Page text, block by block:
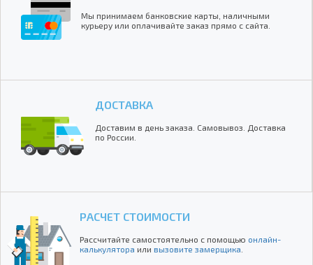
Мы принимаем банковские карты, наличными
курьеру или оплачивайте заказ прямо с сайта.
ДОСТАВКА
Доставим в день заказа. Самовывоз. Доставка
по России.
РАСЧЕТ СТОИМОСТИ
Рассчитайте самостоятельно с помощью онлайн-
калькулятора или вызовите замерщика